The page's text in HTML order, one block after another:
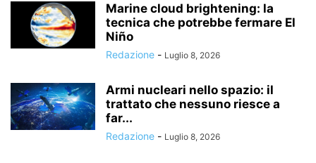
Marine cloud brightening: la
tecnica che potrebbe fermare El
Niño
Redazione - Luglio 8, 2026
Armi nucleari nello spazio: il
trattato che nessuno riesce a
far...
Redazione - Luglio 8, 2026